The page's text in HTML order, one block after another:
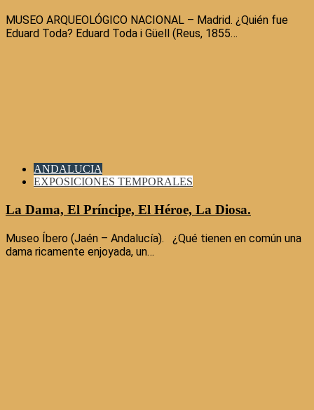
MUSEO ARQUEOLÓGICO NACIONAL – Madrid. ¿Quién fue
Eduard Toda? Eduard Toda i Güell (Reus, 1855…
ANDALUCIA
EXPOSICIONES TEMPORALES
La Dama, El Príncipe, El Héroe, La Diosa.
Museo Íbero (Jaén – Andalucía). ¿Qué tienen en común una
dama ricamente enjoyada, un…